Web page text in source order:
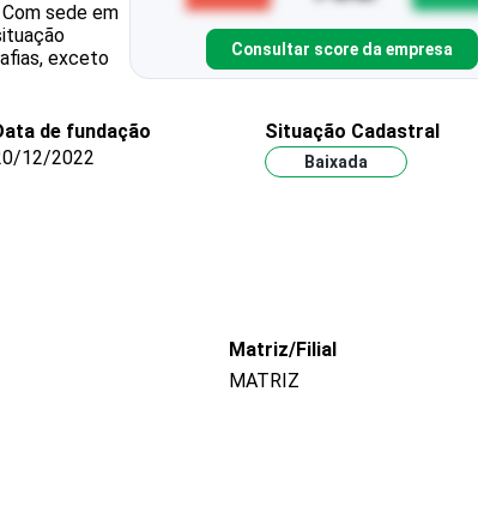
Com sede em
exceto
Consultar score da empresa
de fundação
12/2022
Situação Cadastral
Baixada
Matriz/Filial
MATRIZ